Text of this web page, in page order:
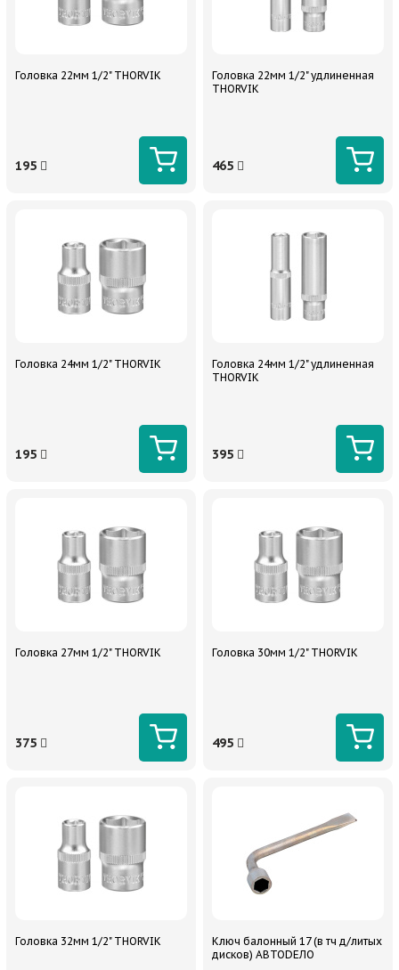
Головка 22мм 1/2" THORVIK
195
Головка 22мм 1/2" удлиненная
THORVIK
465
Головка 24мм 1/2" THORVIK
195
Головка 24мм 1/2" удлиненная
THORVIK
395
Головка 27мм 1/2" THORVIK
375
Головка 30мм 1/2" THORVIK
495
Головка 32мм 1/2" THORVIK
Ключ балонный 17 (в тч д/литых
дисков) АВТОDЕЛО